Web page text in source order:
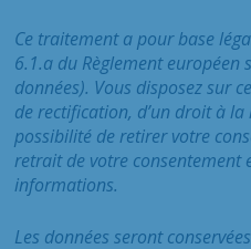
Ce traitement a pour base
6.1.a du Règlement européen
données). Vous disposez sur
de rectification, d’un droit à
possibilité de retirer votre
retrait de votre consentement
informations.
Les données seront